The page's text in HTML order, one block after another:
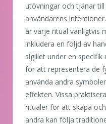
utövningar och tjänar
användarens
är varje ritual vanligtvis
inkludera en följd av
sigillet under en
för att representera de
använda andra
effekten. Vissa
ritualer för att skapa
andra kan följa